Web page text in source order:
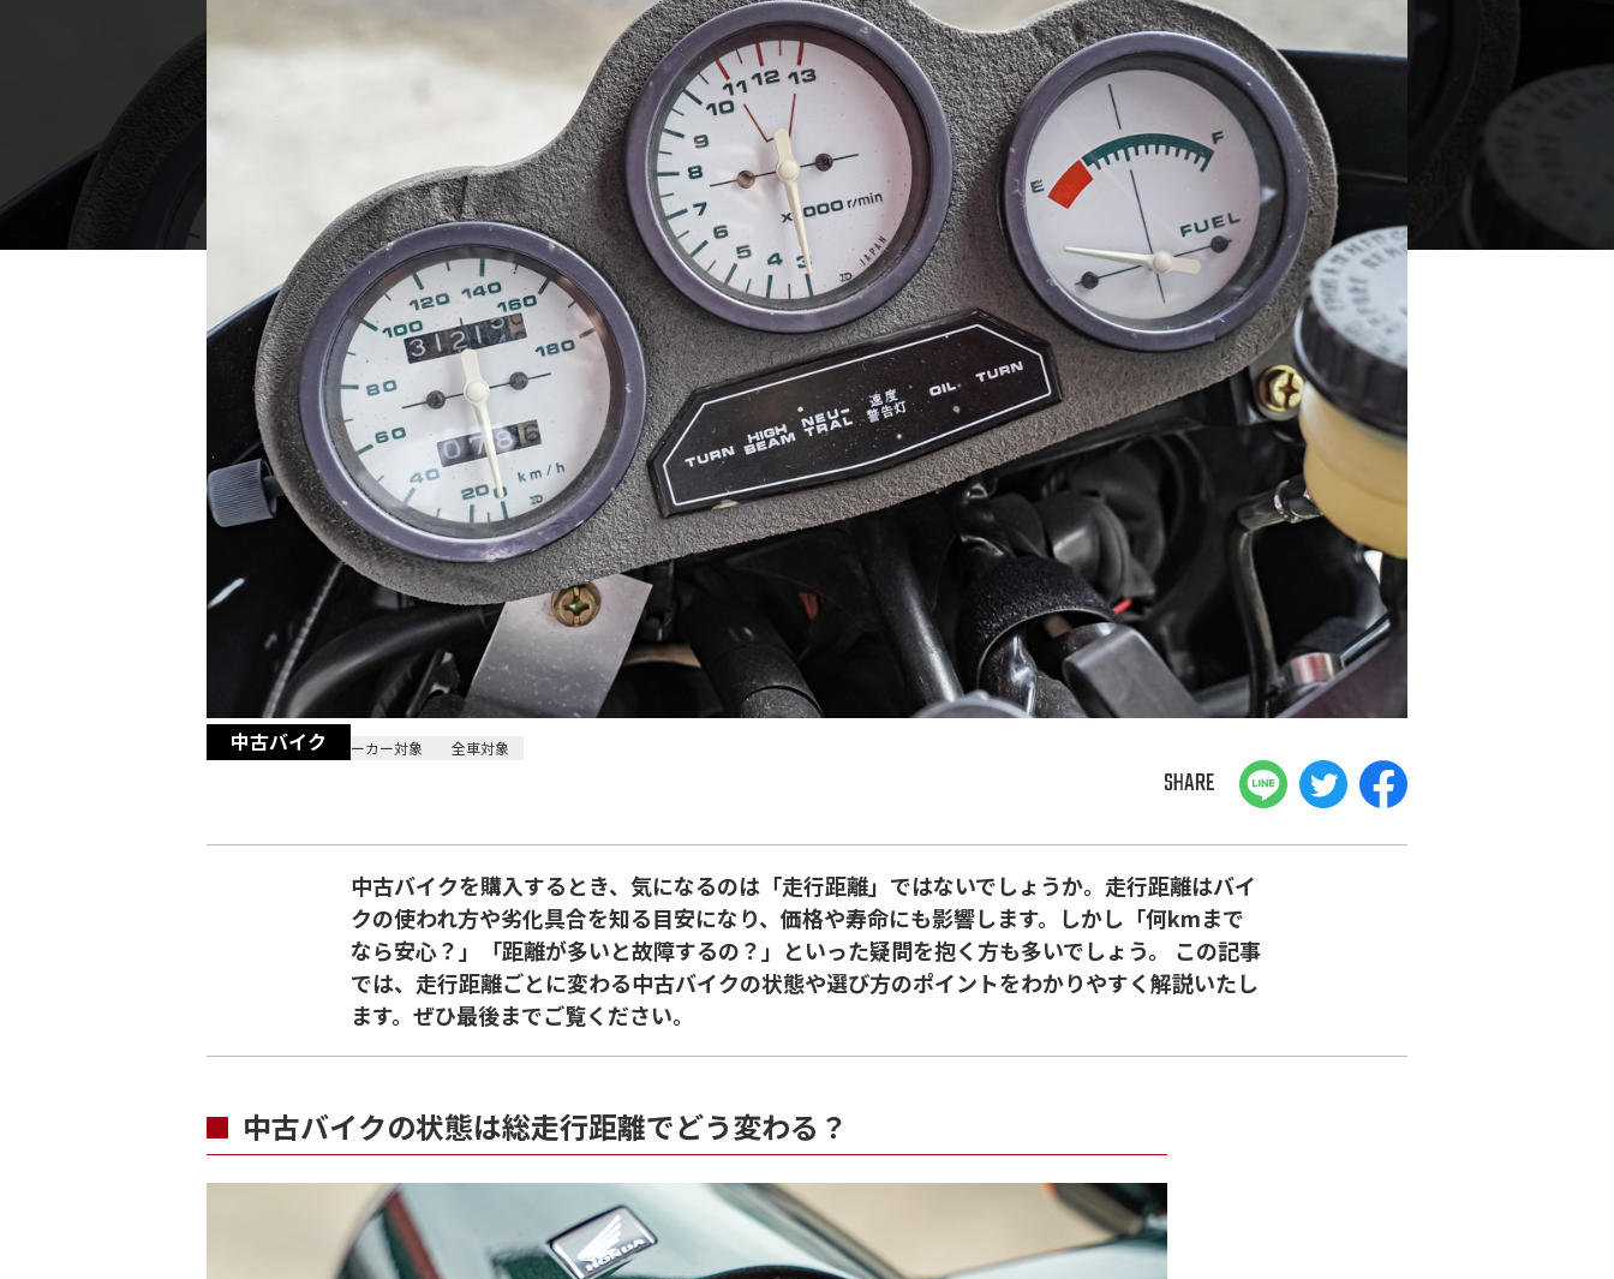
中古バイク
2025/11/14 全メーカー対象 全車対象
SHARE
中古バイクを購入するとき、気になるのは「走行距離」ではないでしょうか。走行距離はバイ
クの使われ方や劣化具合を知る目安になり、価格や寿命にも影響します。しかし「何kmまで
なら安心？」「距離が多いと故障するの？」といった疑問を抱く方も多いでしょう。 この記事
では、走行距離ごとに変わる中古バイクの状態や選び方のポイントをわかりやすく解説いたし
ます。ぜひ最後までご覧ください。
中古バイクの状態は総走行距離でどう変わる？